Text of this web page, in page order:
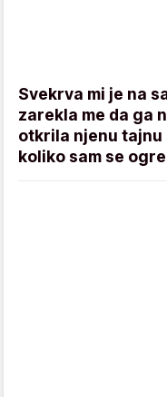
Svekrva mi je na
zarekla me da ga
otkrila njenu tajnu
koliko sam se